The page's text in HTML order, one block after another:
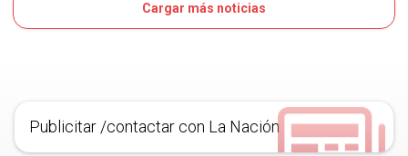
Cargar más noticias
Publicitar /contactar con La Nación